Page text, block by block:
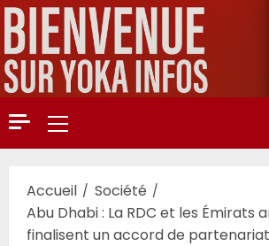
Aller
au
contenu
Menu
principal
Accueil
Société
Abu Dhabi : La RDC et les Émirats
finalisent un accord de